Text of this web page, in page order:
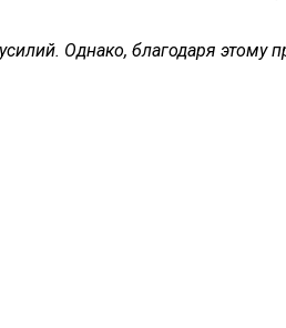
Однако, благодаря этому